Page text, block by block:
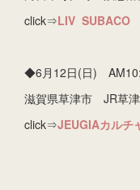
click⇒LIV SUBACO
◆6月12日(日)
滋賀県草津市 JR草
click⇒JEUGIAカルチ